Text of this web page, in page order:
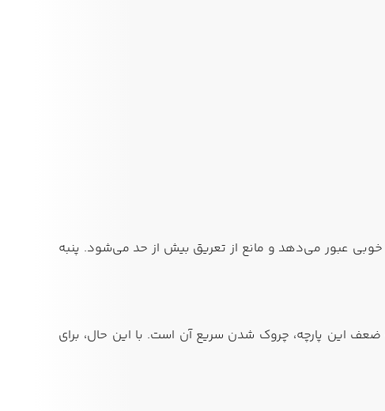
خوبی عبور می‌دهد و مانع از تعریق بیش از حد می‌شود. پنبه
این پارچه، چروک شدن سریع آن است. با این حال، برای